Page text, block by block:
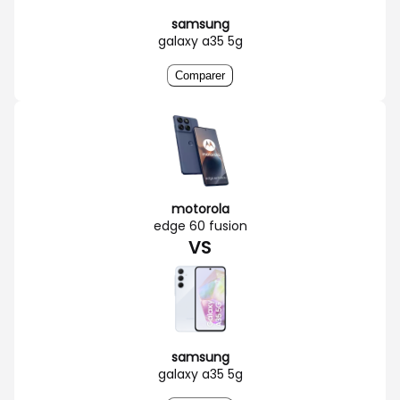
samsung
galaxy a35 5g
Comparer
motorola
edge 60 fusion
VS
samsung
galaxy a35 5g